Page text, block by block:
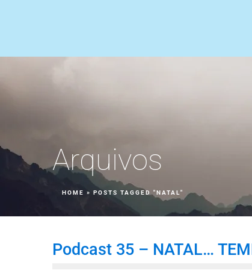
Arquivos
HOME » POSTS TAGGED "NATAL"
Podcast 35 – NATAL…